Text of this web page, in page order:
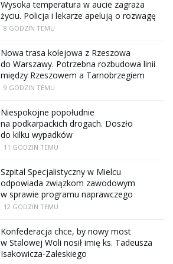
Wysoka temperatura w aucie zagraża
życiu. Policja i lekarze apelują o rozwagę
8 GODZIN TEMU
Nowa trasa kolejowa z Rzeszowa
do Warszawy. Potrzebna rozbudowa linii
między Rzeszowem a Tarnobrzegiem
9 GODZIN TEMU
Niespokojne popołudnie
na podkarpackich drogach. Doszło
do kilku wypadków
11 GODZIN TEMU
Szpital Specjalistyczny w Mielcu
odpowiada związkom zawodowym
w sprawie programu naprawczego
12 GODZIN TEMU
Konfederacja chce, by nowy most
w Stalowej Woli nosił imię ks. Tadeusza
Isakowicza-Zaleskiego